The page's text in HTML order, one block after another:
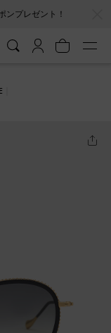
ンプレゼント！